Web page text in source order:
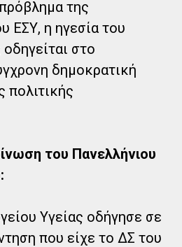
της
ΕΣΥ, η ηγεσία του
στο
δημοκρατική
πολιτικής
του Πανελλήνιου
Υγείας οδήγησε σε
που είχε το ΔΣ του